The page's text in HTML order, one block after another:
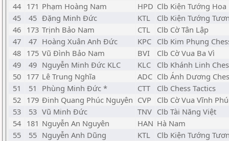
44 171 Phạm Hoàng Nam HPD Clb Kiện Tướng
45
45 Đặng Minh Đức KTL
Clb Kiện Tướng
46 173 Trịnh Bảo Nam CTL
Clb Cờ Tân Lập
47
47 Hoàng Xuân Anh Đức KPC Clb Kim Phụng
48 175 Vũ Đình Bảo Nam BVI
Clb Cờ Vua Ba Vì
49
49 Nguyễn Minh Đức KLC KLC
Clb Khánh Linh
50 177 Lê Trung Nghĩa ADC Clb Ánh Dương
51
51 Phùng Minh Đức * CTT
Clb Chess Tactics
52 179 Đinh Quang Phúc Nguyên CVP
Clb Cờ Vua Vĩnh
53
53 Vũ Minh Đức TNV Clb Tài Năng Việt
54 181 Nguyễn An Nguyên HAN Hà Nam
55
55 Nguyễn Anh Dũng KTL
Clb Kiện Tướng